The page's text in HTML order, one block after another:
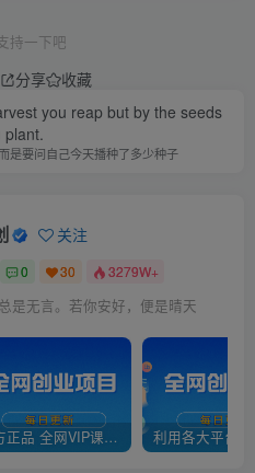
持一下吧
分享
收藏
you reap but by the seeds
plant.
是要问自己今天播种了多少种子
关注
0 30 3279W+
是无言。若你安好，便是晴天
官方正品 全网VIP课程 无损下载~